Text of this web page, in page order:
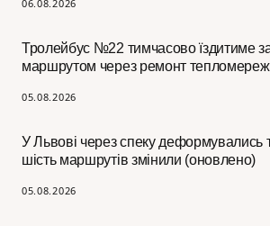
06.08.2026
Тролейбус №22 тимчасово їздитиме
маршрутом через ремонт
05.08.2026
У Львові через спеку деформувались
шість маршрутів змінили (оновлено)
05.08.2026